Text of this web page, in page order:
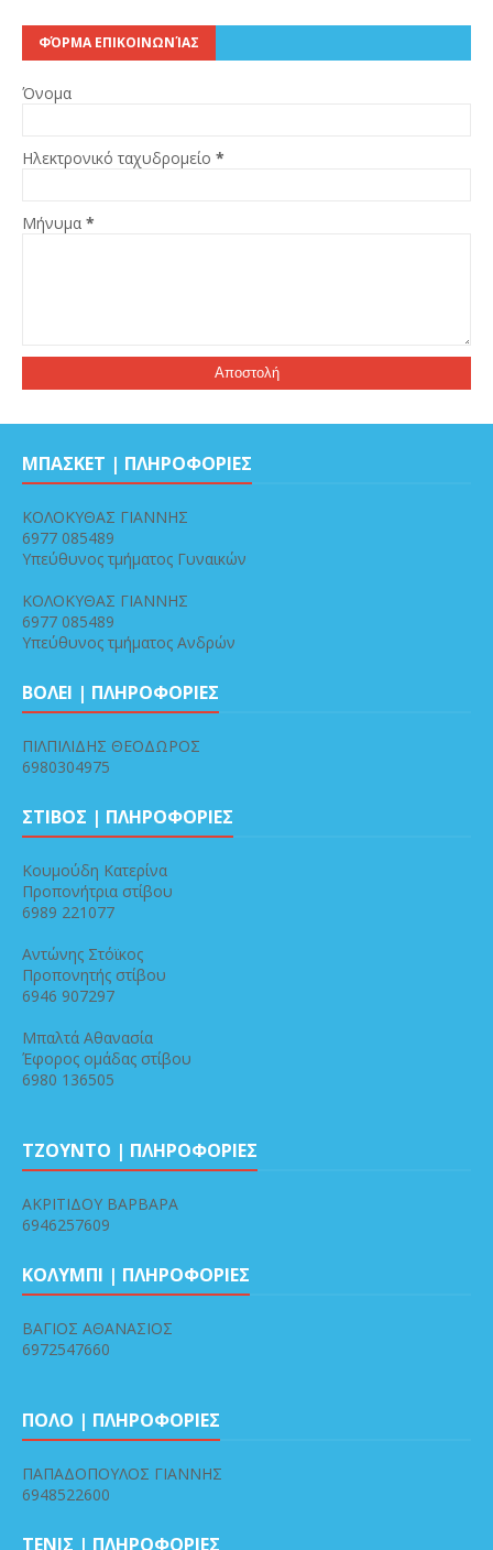
ΦΌΡΜΑ ΕΠΙΚΟΙΝΩΝΊΑΣ
Όνομα
Ηλεκτρονικό ταχυδρομείο *
Μήνυμα *
ΜΠΑΣΚΕΤ | ΠΛΗΡΟΦΟΡΙΕΣ
ΚΟΛΟΚΥΘΑΣ ΓΙΑΝΝΗΣ
6977 085489
Υπεύθυνος τμήματος Γυναικών
ΚΟΛΟΚΥΘΑΣ ΓΙΑΝΝΗΣ
6977 085489
Υπεύθυνος τμήματος Ανδρών
ΒΟΛΕΙ | ΠΛΗΡΟΦΟΡΙΕΣ
ΠΙΛΠΙΛΙΔΗΣ ΘΕΟΔΩΡΟΣ
6980304975
ΣΤΙΒΟΣ | ΠΛΗΡΟΦΟΡΙΕΣ
Κουμούδη Κατερίνα
Προπονήτρια στίβου
6989 221077
Αντώνης Στόϊκος
Προπονητής στίβου
6946 907297
Μπαλτά Αθανασία
Έφορος ομάδας στίβου
6980 136505
ΤΖΟΥΝΤΟ | ΠΛΗΡΟΦΟΡΙΕΣ
ΑΚΡΙΤΙΔΟΥ ΒΑΡΒΑΡΑ
6946257609
ΚΟΛΥΜΠΙ | ΠΛΗΡΟΦΟΡΙΕΣ
ΒΑΓΙΟΣ ΑΘΑΝΑΣΙΟΣ
6972547660
ΠΟΛΟ | ΠΛΗΡΟΦΟΡΙΕΣ
ΠΑΠΑΔΟΠΟΥΛΟΣ ΓΙΑΝΝΗΣ
6948522600
ΤΕΝΙΣ | ΠΛΗΡΟΦΟΡΙΕΣ